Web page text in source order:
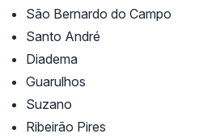
São Bernardo do Campo
Santo André
Diadema
Guarulhos
Suzano
Ribeirão Pires